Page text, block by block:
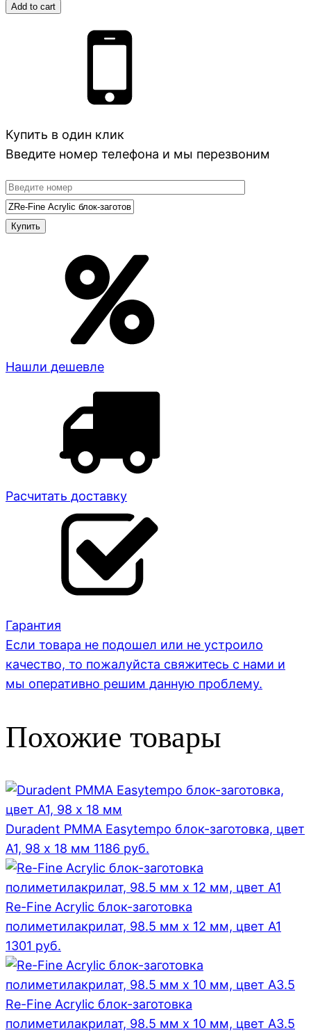
Add to cart
Купить в один клик
Введите номер телефона и мы перезвоним
Нашли дешевле
Расчитать доставку
Гарантия
Если товара не подошел или не устроило
качество, то пожалуйста свяжитесь с нами и
мы оперативно решим данную проблему.
Похожие товары
Duradent PMMA Easytempo блок-заготовка, цвет
А1, 98 x 18 мм 1186 руб.
Re-Fine Acrylic блок-заготовка
полиметилакрилат, 98.5 мм x 12 мм, цвет A1
1301 руб.
Re-Fine Acrylic блок-заготовка
полиметилакрилат, 98.5 мм x 10 мм, цвет A3.5